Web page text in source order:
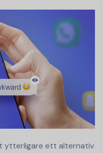
ytterligare ett alternativ